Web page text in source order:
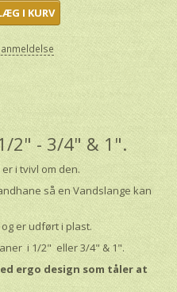
I KURV
anmeldelse
2" - 3/4" & 1".
i tvivl om den.
så en Vandslange kan
er udført i plast.
i 1/2" eller 3/4" & 1".
ergo design som tåler at